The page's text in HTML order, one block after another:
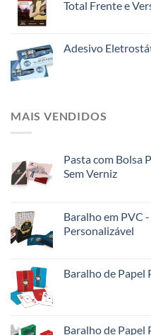
Total Frente e
Adesivo
MAIS VENDIDOS
Pasta com Bolsa
Sem Verniz
Baralho em PVC
Personalizável
Baralho de Papel
Baralho de Papel